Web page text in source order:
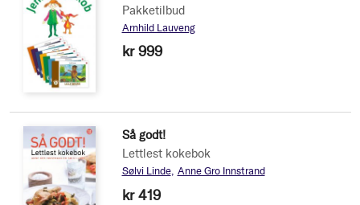
Pakketilbud
Arnhild Lauveng
kr 999
Så godt!
Lettlest kokebok
Sølvi Linde Anne Gro Innstrand
kr 419